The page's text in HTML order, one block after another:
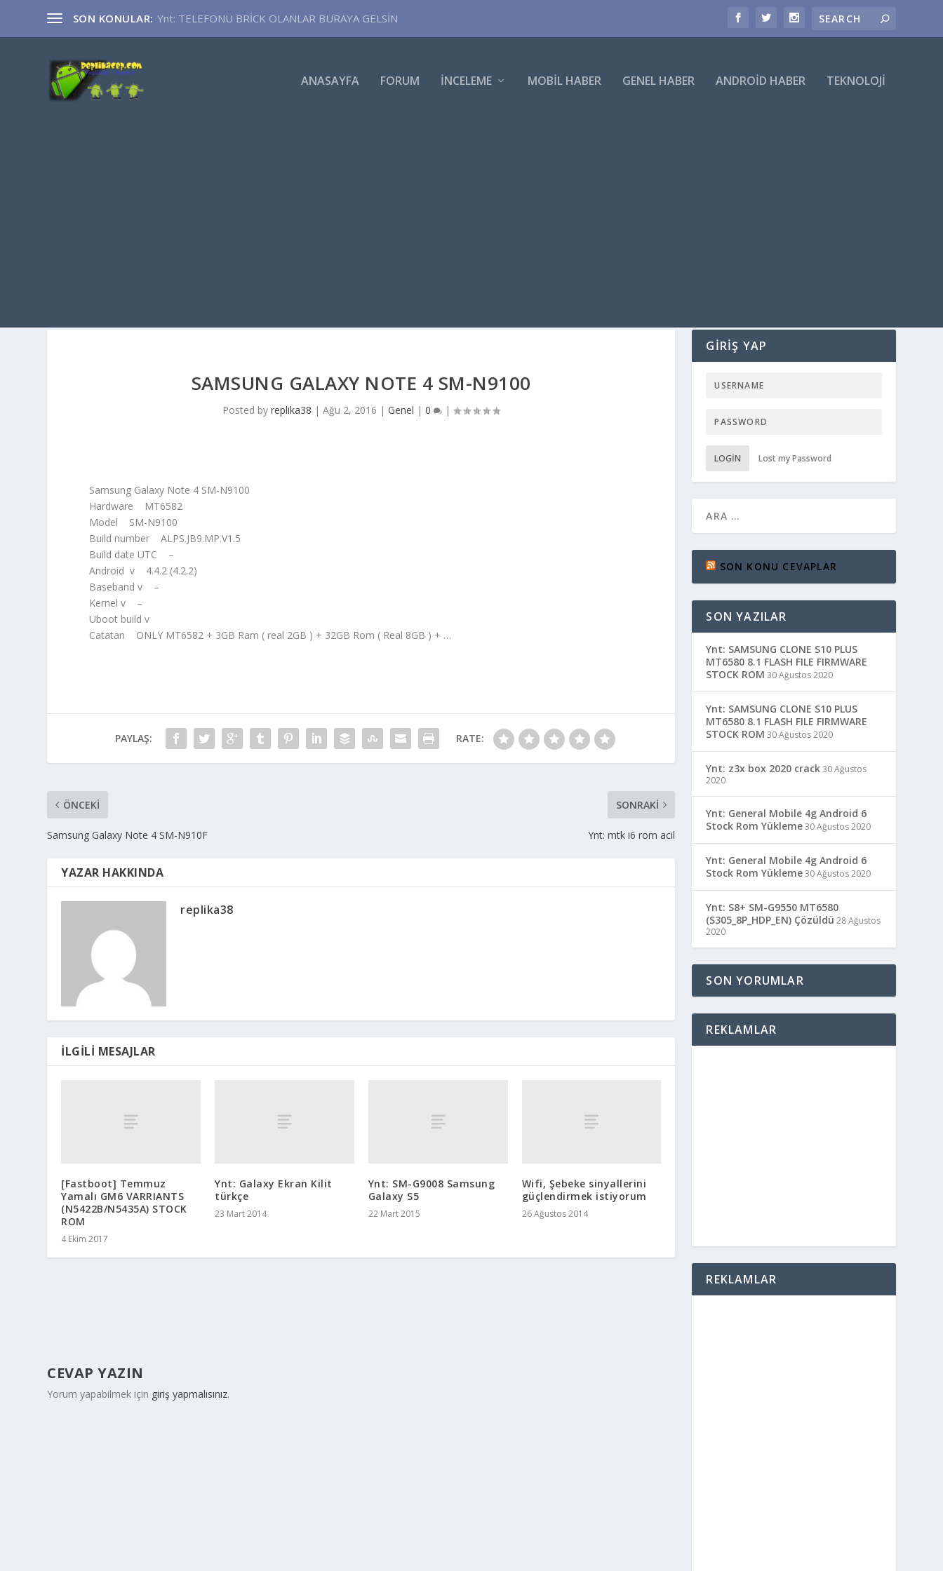
SON KONULAR: Ynt: TELEFONU BRİCK OLANLAR BURAYA GELSİN
ANASAYFA FORUM İNCELEME MOBIL HABER GENEL HABER ANDROID HABER TEKNOLOJI
SAMSUNG GALAXY NOTE 4 SM-N9100
Posted byreplika38 |Ağu 2, 2016 |Genel |0 |
Samsung Galaxy Note 4 SM-N9100
Hardware MT6582
Model SM-N9100
Build number ALPS.JB9.MP.V1.5
Build date UTC –
Android v 4.4.2 (4.2.2)
Baseband v –
Kernel v –
Uboot build v 
Catatan ONLY MT6582 + 3GB Ram ( real 2GB ) + 32GB Rom ( Real 8GB ) + …
PAYLAŞ: RATE:
ÖNCEKI
Samsung Galaxy Note 4 SM-N910F
SONRAKI
Ynt: mtk i6 rom acil
YAZAR HAKKINDA
replika38
İLGILI MESAJLAR
[Fastboot] Temmuz
Yamalı GM6 VARRIANTS
(N5422B/N5435A) STOCK
ROM
4 Ekim 2017
Ynt: Galaxy Ekran Kilit
türkçe
23 Mart 2014
Ynt: SM-G9008 Samsung
Galaxy S5
22 Mart 2015
Wifi, Şebeke sinyallerini
güçlendirmek istiyorum
26 Ağustos 2014
CEVAP YAZIN
Yorum yapabilmek için giriş yapmalısınız.
GIRIŞ YAP
LOGIN Lost my Password
SON KONU CEVAPLAR
SON YAZILAR
Ynt: SAMSUNG CLONE S10 PLUS
MT6580 8.1 FLASH FILE FIRMWARE
STOCK ROM 30 Ağustos 2020
Ynt: SAMSUNG CLONE S10 PLUS
MT6580 8.1 FLASH FILE FIRMWARE
STOCK ROM 30 Ağustos 2020
Ynt: z3x box 2020 crack30 Ağustos
2020
Ynt: General Mobile 4g Android 6
Stock Rom Yükleme30 Ağustos 2020
Ynt: General Mobile 4g Android 6
Stock Rom Yükleme30 Ağustos 2020
Ynt: S8+ SM-G9550 MT6580
(S305_8P_HDP_EN) Çözüldü 28 Ağustos
2020
SON YORUMLAR
REKLAMLAR
REKLAMLAR